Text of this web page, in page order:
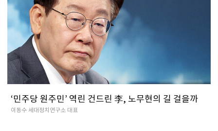
‘민주당 원주민’ 역린 건드린 李, 노무현의 길 걸을까
이동수 세대정치연구소 대표